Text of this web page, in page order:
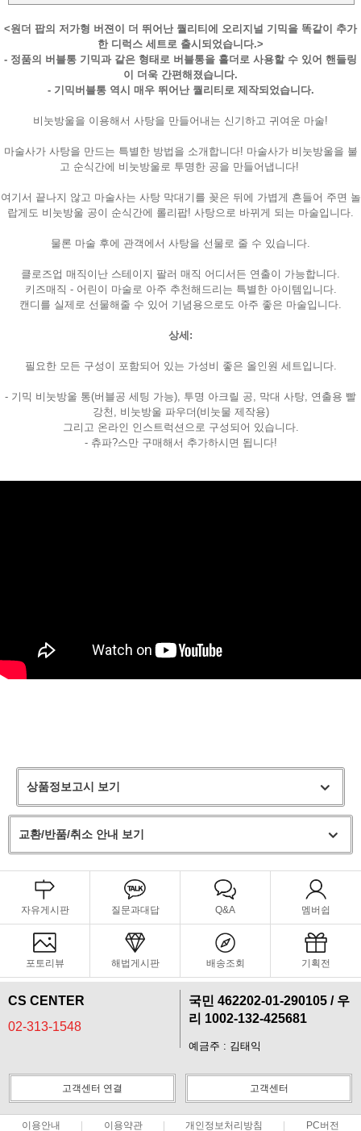
페이코 ID로
<원더 팝의 저가형 버젼이 더 뛰어난 퀄리티에 오리지널 기믹을 똑같이 추가
한 디럭스 세트로 출시되었습니다.>
- 정품의 버블통 기믹과 같은 형태로 버블통을 홀더로 사용할 수 있어 핸들링
이 더욱 간편해졌습니다.
- 기믹버블통 역시 매우 뛰어난 퀄리티로 제작되었습니다.
비눗방울을 이용해서 사탕을 만들어내는 신기하고 귀여운 마술!
마술사가 사탕을 만드는 특별한 방법을 소개합니다! 마술사가 비눗방울을 불
고 순식간에 비눗방울로 투명한 공을 만들어냅니다!
여기서 끝나지 않고 마술사는 사탕 막대기를 꽂은 뒤에 가볍게 흔들어 주면 놀
랍게도 비눗방울 공이 순식간에 롤리팝! 사탕으로 바뀌게 되는 마술입니다.
물론 마술 후에 관객에서 사탕을 선물로 줄 수 있습니다.
클로즈업 매직이난 스테이지 팔러 매직 어디서든 연출이 가능합니다.
키즈매직 - 어린이 마술로 아주 추천해드리는 특별한 아이템입니다.
캔디를 실제로 선물해줄 수 있어 기념용으로도 아주 좋은 마술입니다.
상세:
필요한 모든 구성이 포함되어 있는 가성비 좋은 올인원 세트입니다.
- 기믹 비눗방울 통(버블공 세팅 가능), 투명 아크릴 공, 막대 사탕, 연출용 빨
강천, 비눗방울 파우더(비눗물 제작용)
그리고 온라인 인스트럭션으로 구성되어 있습니다.
- 츄파?스만 구매해서 추가하시면 됩니다!
상품정보고시 보기
교환/반품/취소 안내 보기
자유게시판 질문과대답 Q&A 멤버쉽
포토리뷰 해법게시판 배송조회 기획전
CS CENTER
02-313-1548
국민 462202-01-290105 / 우
리 1002-132-425681
예금주 : 김태익
고객센터 연결 고객센터
이용안내 이용약관 개인정보처리방침 PC버전